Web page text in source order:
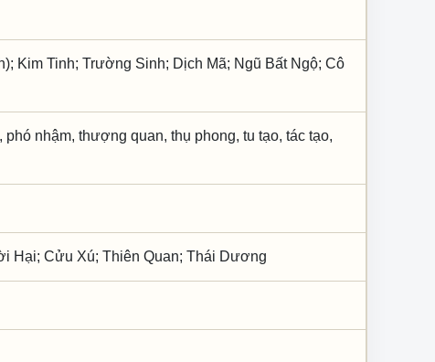
Kim Tinh; Trường Sinh; Dịch Mã; Ngũ Bất Ngộ; Cô
nhậm, thượng quan, thụ phong, tu tạo, tác tạo,
Hại; Cửu Xú; Thiên Quan; Thái Dương